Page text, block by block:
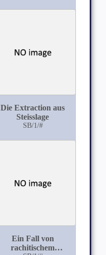
Die Extraction aus
Steisslage
SB/1/#
Ein Fall von
rachitischem